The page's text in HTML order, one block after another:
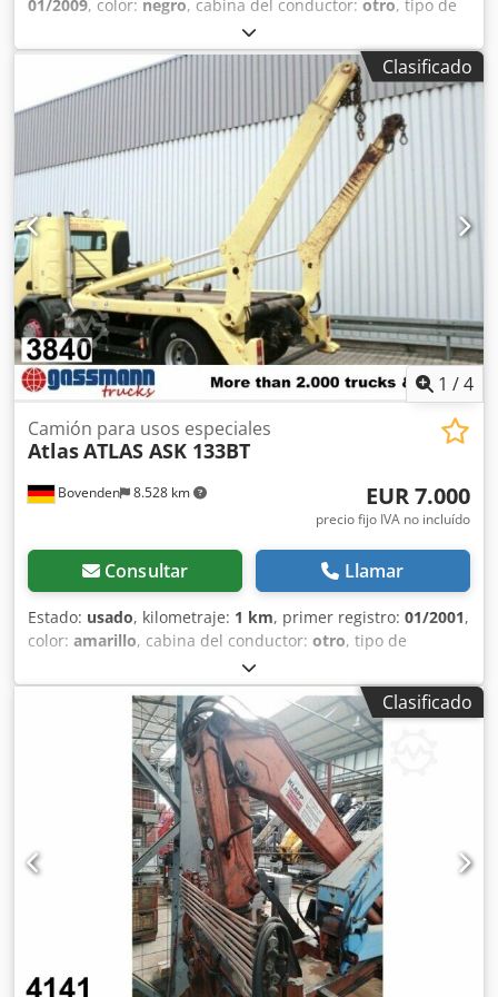
01/2009, color: negro, cabina del conductor: otro, tipo de
, Año de fabricación:
grúa, Ubicación del vehículo: Bovenden. Crodpfx Afoi Rk S
Sekof Ancho de la cuchara: 500 mm. ¡Con sistema de
suspensión Kinshofer y rótula giratoria! LAS
ESPECIFICACIONES DE LOS ACCESORIOS SE
PROPORCIONAN SIN GARANTÍA, reservándose el derecho a
modificaciones, ventas intermedias y errores.
Clasificado
1 /4
Bovenden 8.528 km
Camión para usos especiales
AtlasATLAS ASK 133BT
EUR 7.000
precio fijo IVA no incluído
Consultar Llamar
Estado: usado, kilometraje: 1 km, primer registro: 01/2001,
color: amarillo, cabina del conductor: otro, tipo de
, Año de fabricación:
vehículo: Bovenden. Cedpfxji Rnbqj Afksrf
Superestructura: Plataforma elevadora telescópica,
montada en el vehículo 73840. INFORMACIÓN SOBRE LOS
ACCESORIOS SIN GARANTÍA. Nos reservamos el derecho a
realizar modificaciones, a vender el vehículo antes de la
fecha prevista y a corregir errores.
Clasificado